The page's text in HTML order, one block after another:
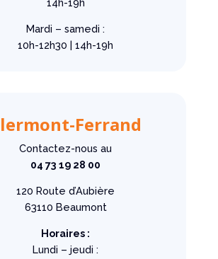
Mardi – samedi :
10h-12h30 | 14h-19h
Ferrand
Contactez-nous au
04 73 19 28 00
120 Route d’Aubière
63110 Beaumont
Horaires :
Lundi – jeudi :